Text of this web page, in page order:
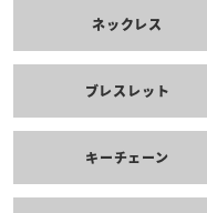
ネックレス
ブレスレット
キーチェーン